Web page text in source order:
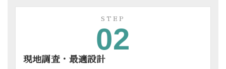
STEP
02
現地調査・最適設計